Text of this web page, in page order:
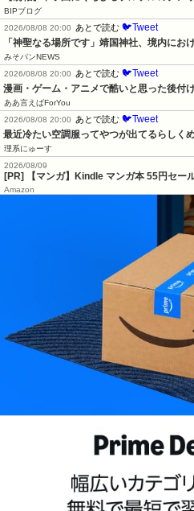
BIPブログ
2026/08/08 20:00
あとで読む 🐦Tweet
「神聖なる場所です」靖国神社、境内にお
みそパンNEWS
2026/08/08 20:00
あとで読む 🐦Tweet
漫画・ゲーム・アニメで酷いと思った後付
ああ言えばForYou
2026/08/08 20:00
あとで読む 🐦Tweet
最近冷たい空調服ってやつが出てるらしく
理系にゅーす
2026/08/09
[PR] 【マンガ】Kindle マンガ本 55円セー
Amazon